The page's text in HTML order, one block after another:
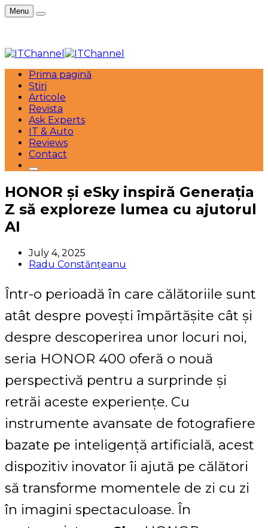
Menu
Prima pagină
Știri
Articole
Revista
Ask Experts
IT & Auto
Reviews
Contact
HONOR și eSky inspiră Generația
Z să exploreze lumea cu ajutorul
AI
July 4, 2025
Radu Constănțeanu
Într-o perioadă în care călătoriile sunt
atât despre povești împărtășite cât și
despre descoperirea unor locuri noi,
seria HONOR 400 oferă o nouă
perspectivă pentru a surprinde și
retrăi aceste experiențe. Cu
instrumente avansate de fotografiere
bazate pe inteligență artificială, acest
dispozitiv inovator îi ajută pe călători
să transforme momentele de zi cu zi
în imagini spectaculoase. În